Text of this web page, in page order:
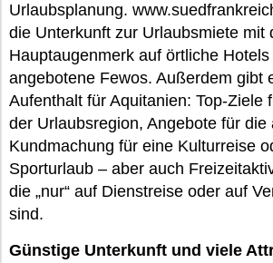
Urlaubsplanung.
die Unterkunft zur Urlaubsmiete mit
Hauptaugenmerk auf örtliche
angebotene Fewos. Außerdem gibt
Aufenthalt für Aquitanien: Top-Ziele
der Urlaubsregion, Angebote für die
Kundmachung für eine Kulturreise
Sporturlaub – aber auch
die „nur“ auf Dienstreise oder auf
sind.
Günstige Unterkunft und viele